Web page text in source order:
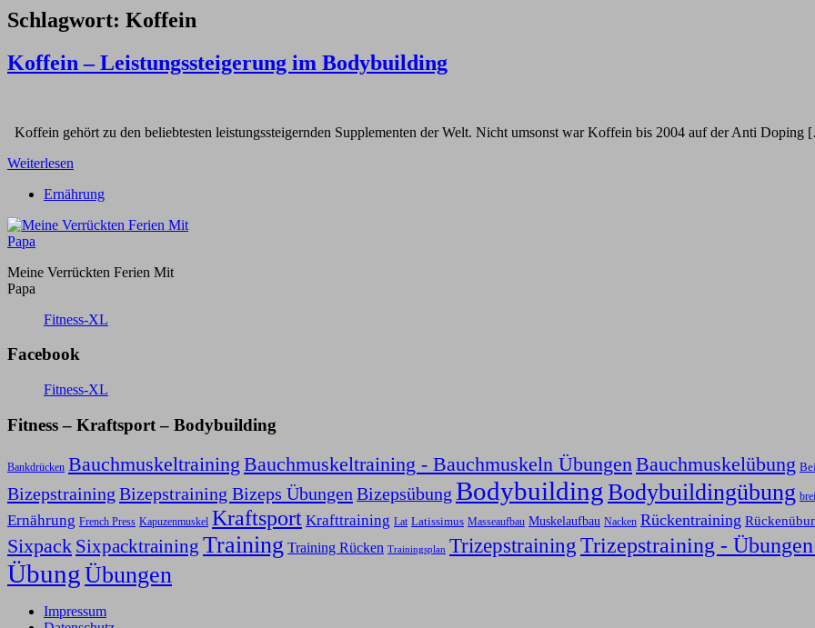
Schlagwort: Koffein
Koffein – Leistungssteigerung im Bodybuilding
Koffein gehört zu den beliebtesten leistungssteigernden Supplementen der Welt. Nicht umsonst war Koffein bis 2004 auf der Anti
Weiterlesen
Ernährung
Meine Verrückten Ferien Mit
Papa
Fitness-XL
Facebook
Fitness-XL
Fitness – Kraftsport – Bodybuilding
Bankdrücken Bauchmuskeltraining Bauchmuskeltraining - Bauchmuskeln Übungen Bauchmuskelübung
Bizepstraining Bizepstraining Bizeps Übungen Bizepsübung BodybuildingBodybuildingübung
Ernährung French Press Kapuzenmuskel Kraftsport Krafttraining Lat Latissimus Masseaufbau Muskelaufbau Nacken Rückentraining
Sixpack Sixpacktraining Training Training Rücken Trainingsplan TrizepstrainingTrizepstraining -
ÜbungÜbungen
Impressum